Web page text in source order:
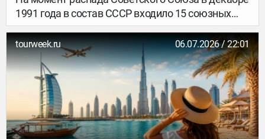
1991 года в состав СССР входило 15 союзных
республик. Именно они впоследствии стали
современными независимыми государствами:
Россия, Украина, Беларусь, Казахстан,
Узбекистан, Грузия, Армения, Азербайджан,
Молдова, Литва, Латвия, Эстония, Кыргызстан,
Таджикистан и Туркменистан.
tourweek.ru 06.07.2026 / 22:01